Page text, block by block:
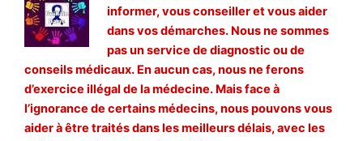
informer, vous conseiller et vous aider
dans vos démarches. Nous ne sommes
pas un service de diagnostic ou de
conseils médicaux. En aucun cas, nous ne ferons
d’exercice illégal de la médecine. Mais face à
l’ignorance de certains médecins, nous pouvons vous
aider à être traités dans les meilleurs délais, avec les